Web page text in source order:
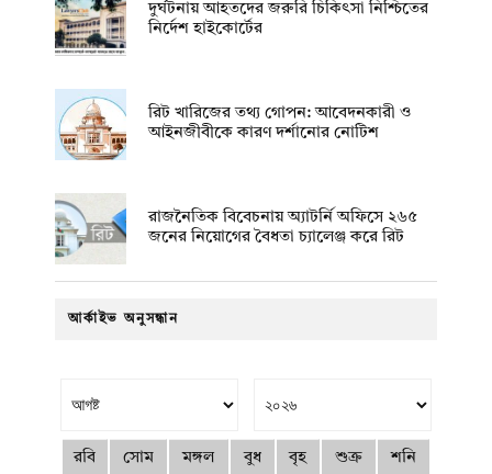
দুর্ঘটনায় আহতদের জরুরি চিকিৎসা নিশ্চিতের
নির্দেশ হাইকোর্টের
রিট খারিজের তথ্য গোপন: আবেদনকারী ও
আইনজীবীকে কারণ দর্শানোর নোটিশ
রাজনৈতিক বিবেচনায় অ‍্যাটর্নি অফিসে ২৬৫
জনের নিয়োগের বৈধতা চ্যালেঞ্জ করে রিট
আর্কাইভ অনুসন্ধান
রবি সোম মঙ্গল বুধ বৃহ শুক্র শনি